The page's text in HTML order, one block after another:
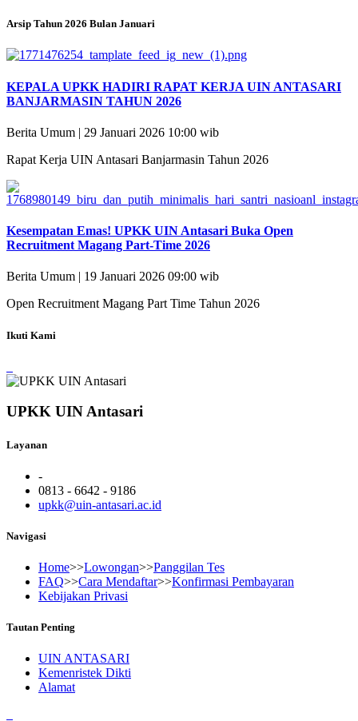
Arsip Tahun 2026 Bulan Januari
KEPALA UPKK HADIRI RAPAT KERJA UIN ANTASARI
BANJARMASIN TAHUN 2026
Berita Umum | 29 Januari 2026 10:00 wib
Rapat Kerja UIN Antasari Banjarmasin Tahun 2026
Kesempatan Emas! UPKK UIN Antasari Buka Open
Recruitment Magang Part-Time 2026
Berita Umum | 19 Januari 2026 09:00 wib
Open Recruitment Magang Part Time Tahun 2026
Ikuti Kami
UPKK UIN Antasari
Layanan
-
0813 - 6642 - 9186
upkk@uin-antasari.ac.id
Navigasi
Home>>Lowongan>>Panggilan Tes
FAQ>>Cara Mendaftar>>Konfirmasi Pembayaran
Kebijakan Privasi
Tautan Penting
UIN ANTASARI
Kemenristek Dikti
Alamat